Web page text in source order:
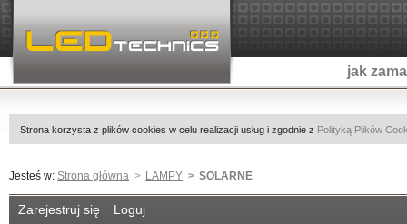
jak
Strona korzysta z plików cookies w celu realizacji usług i zgodnie z Polityką Plików
Jesteś w: Strona główna LAMPY SOLARNE
Zarejestruj się Loguj